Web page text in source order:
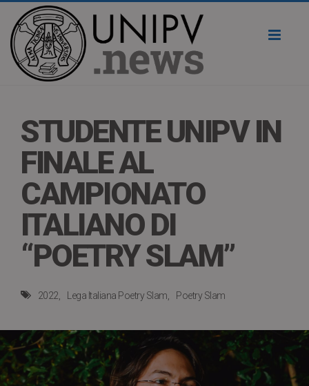
STUDENTE UNIPV IN
FINALE AL
CAMPIONATO
ITALIANO DI
“POETRY SLAM”
2022 Lega Italiana Poetry Slam Poetry Slam